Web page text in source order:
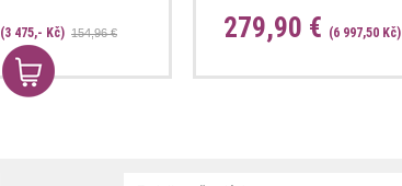
(3 475,- Kč) 154,96 € 279,90 € (6 997,50 Kč)